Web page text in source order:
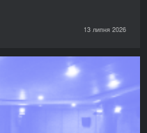
13 липня 2026